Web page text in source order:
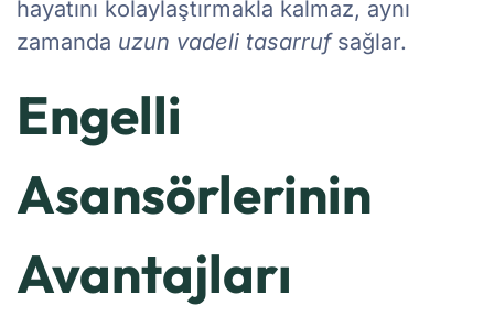
hayatını kolaylaştırmakla kalmaz, aynı
zamanda uzun vadeli tasarrufsağlar.
Engelli
Asansörlerinin
Avantajları